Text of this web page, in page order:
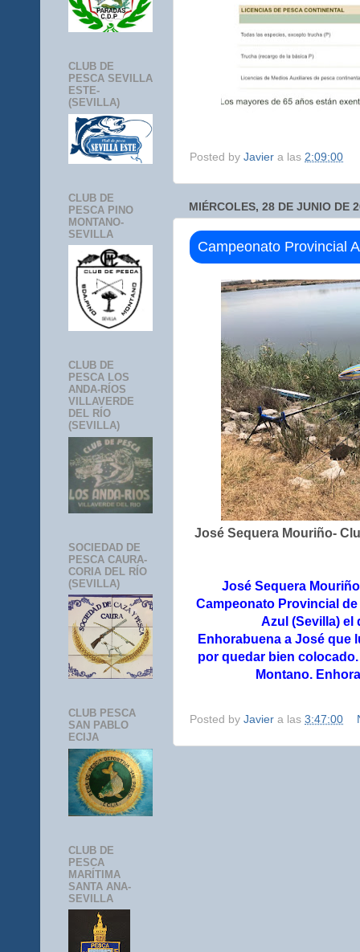
Posted by Javier a las 2:09:00
MIÉRCOLES, 28 DE JUNIO DE
Campeonato Provincial
José Sequera Mouriño-
José Sequera
Campeonato Provincial
Azul (Sevilla) el
Enhorabuena a José que
por quedar bien
Montano.
Posted by Javier a las 3:47:00
CLUB DE
PESCA SEVILLA
ESTE-
(SEVILLA)
CLUB DE
PESCA PINO
MONTANO-
SEVILLA
CLUB DE
PESCA LOS
ANDA-RÍOS
VILLAVERDE
DEL RÍO
(SEVILLA)
SOCIEDAD DE
PESCA CAURA-
CORIA DEL RÍO
(SEVILLA)
CLUB PESCA
SAN PABLO
ECIJA
CLUB DE
PESCA
MARÍTIMA
SANTA ANA-
SEVILLA